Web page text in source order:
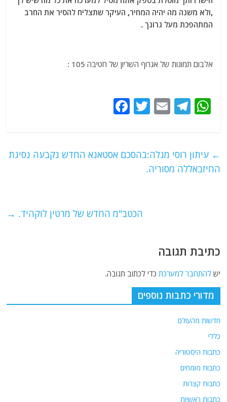
,ולא משנה מה יהיה המחיר, העיקר שתצליח להסיר את החרב
המתהפכת מעל גרונך .
אלבום תמונות של אגרוף השריון של חטיבה 105 :
W
s
A
T
g
ra
E
l
T
er
e
k
← עיתון רוסי מגלה:בהסכם אסטאנא החדש נקבעה נסיגת
החיזבאללה מסוריה.
הכטב"מ החדש של מרטין לוקהיד. →
כתיבת תגובה
ישלהתחבר למערכת כדי לכתוב תגובה.
מדורי כתבות נוספים
חדשות מהעולם
כללי
כתבות היסטוריה
כתבות מומחים
כתבות קצרות
כתבות ראשיות